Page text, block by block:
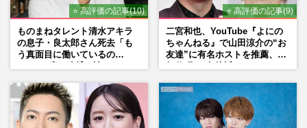
⭐ 高評価の記事(10)
ものまねタレント清水アキラ
の息子・良太郎さん死去「も
う真面目に働いているの
⭐ 高評価の記事(9)
二宮和也、YouTube『よにの
ちゃんねる』で山田涼介の“お
友達”に有名ホストを推薦、歌